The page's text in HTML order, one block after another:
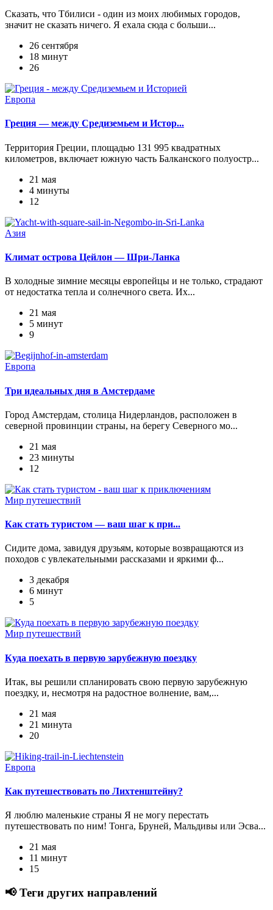
Сказать, что Тбилиси - один из моих любимых городов,
значит не сказать ничего. Я ехала сюда с больши...
26 сентября
18 минут
26
Европа
Греция — между Средиземьем и Истор...
Территория Греции, площадью 131 995 квадратных
километров, включает южную часть Балканского полуостр...
21 мая
4 минуты
12
Азия
Климат острова Цейлон — Шри-Ланка
В холодные зимние месяцы европейцы и не только, страдают
от недостатка тепла и солнечного света. Их...
21 мая
5 минут
9
Европа
Три идеальных дня в Амстердаме
Город Амстердам, столица Нидерландов, расположен в
северной провинции страны, на берегу Северного мо...
21 мая
23 минуты
12
Мир путешествий
Как стать туристом — ваш шаг к при...
Сидите дома, завидуя друзьям, которые возвращаются из
походов с увлекательными рассказами и яркими ф...
3 декабря
6 минут
5
Мир путешествий
Куда поехать в первую зарубежную поездку
Итак, вы решили спланировать свою первую зарубежную
поездку, и, несмотря на радостное волнение, вам,...
21 мая
21 минута
20
Европа
Как путешествовать по Лихтенштейну?
Я люблю маленькие страны Я не могу перестать
путешествовать по ним! Тонга, Бруней, Мальдивы или Эсва...
21 мая
11 минут
15
📢 Теги других направлений